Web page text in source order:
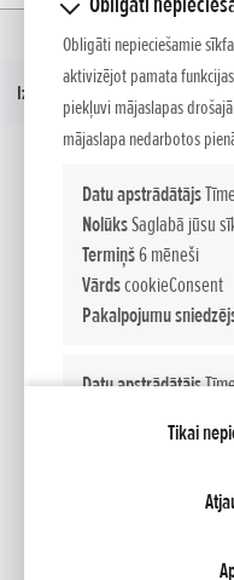
Obligāti nepieciešamie
aktivizējot pamata
piekļuvi mājaslapas
mājaslapa nedarbotos
Datu apstrādātājs
NolūksSaglabā jūsu
Termiņš6 mēneši
VārdscookieConsent
Pakalpojumu
Datu apstrādātājs
tīmekļa vietnes
Tikai
Honda Engine
Modelis
Izvēlne
Facebook